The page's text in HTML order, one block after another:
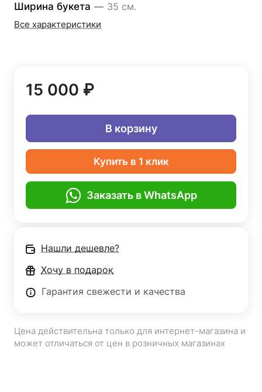
Ширина букета — 35 см.
Все характеристики
15 000 ₽
В корзину
Купить в 1 клик
Заказать в WhatsApp
Нашли дешевле?
Хочу в подарок
Гарантия свежести и качества
Цена действительна только для интернет-магазина и
может отличаться от цен в розничных магазинах